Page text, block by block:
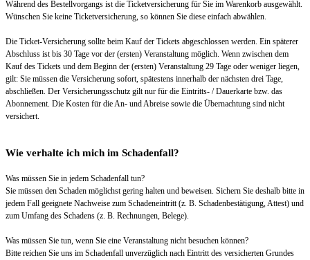
Während des Bestellvorgangs ist die Ticketversicherung für Sie im Warenkorb ausgewählt.
Wünschen Sie keine Ticketversicherung, so können Sie diese einfach abwählen.
Die Ticket-Versicherung sollte beim Kauf der Tickets abgeschlossen werden. Ein späterer
Abschluss ist bis 30 Tage vor der (ersten) Veranstaltung möglich. Wenn zwischen dem
Kauf des Tickets und dem Beginn der (ersten) Veranstaltung 29 Tage oder weniger liegen,
gilt: Sie müssen die Versicherung sofort, spätestens innerhalb der nächsten drei Tage,
abschließen. Der Versicherungsschutz gilt nur für die Eintritts- / Dauerkarte bzw. das
Abonnement. Die Kosten für die An- und Abreise sowie die Übernachtung sind nicht
versichert.
Wie verhalte ich mich im Schadenfall?
Was müssen Sie in jedem Schadenfall tun?
Sie müssen den Schaden möglichst gering halten und beweisen. Sichern Sie deshalb bitte in
jedem Fall geeignete Nachweise zum Schadeneintritt (z. B. Schadenbestätigung, Attest) und
zum Umfang des Schadens (z. B. Rechnungen, Belege).
Was müssen Sie tun, wenn Sie eine Veranstaltung nicht besuchen können?
Bitte reichen Sie uns im Schadenfall unverzüglich nach Eintritt des versicherten Grundes